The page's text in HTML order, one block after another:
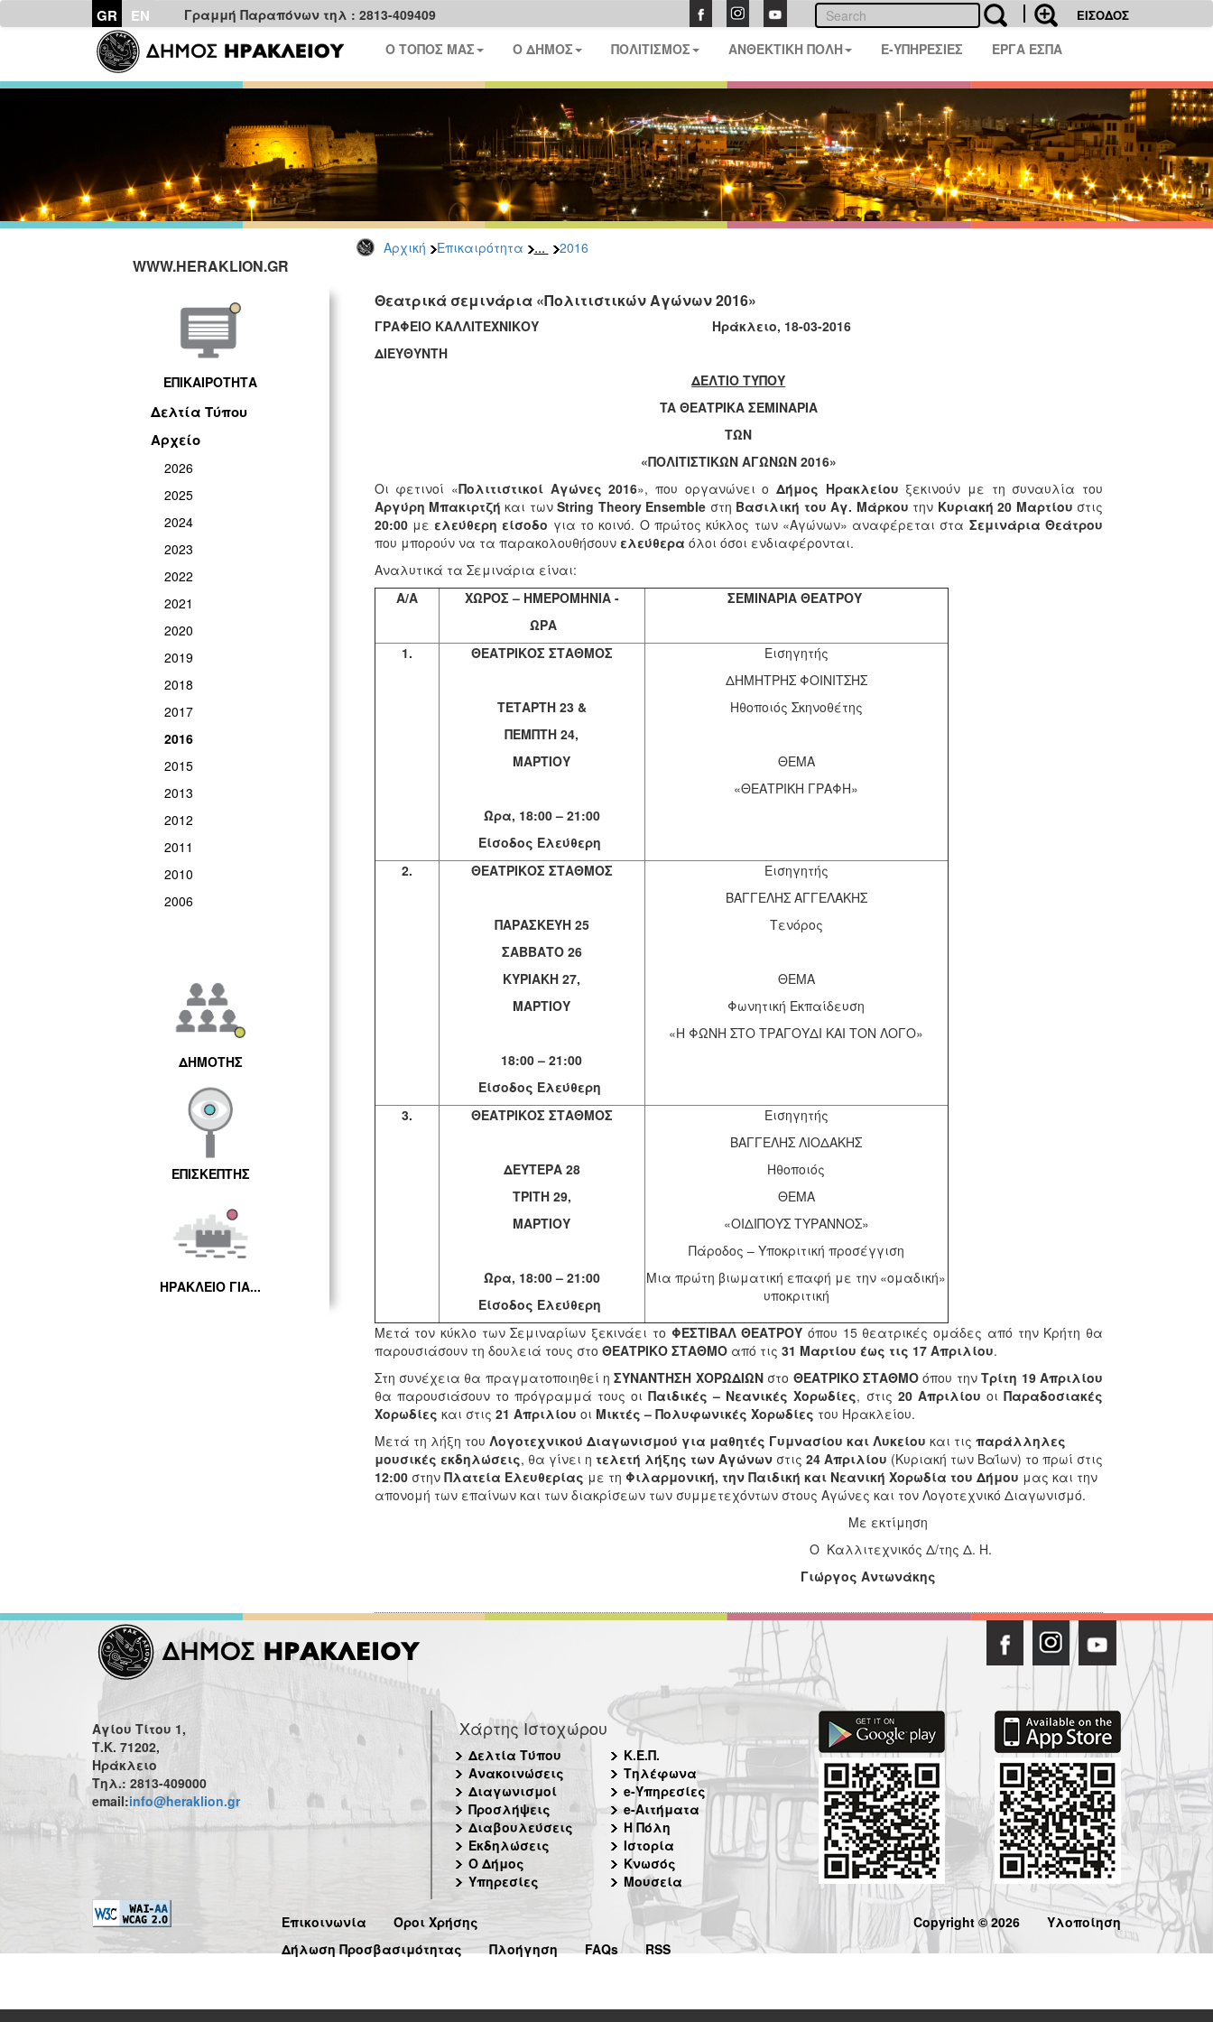
GR EN Γραμμή Παραπόνων τηλ : 2813-409409 ΕΙΣΟΔΟΣ
Ο ΤΟΠΟΣ ΜΑΣ Ο ΔΗΜΟΣ ΠΟΛΙΤΙΣΜΟΣ ΑΝΘΕΚΤΙΚΗ ΠΟΛΗ E-ΥΠΗΡΕΣΙΕΣ ΕΡΓΑ ΕΣΠΑ
Αρχική Επικαιρότητα ... 2016
WWW.HERAKLION.GR
ΕΠΙΚΑΙΡΟΤΗΤΑ
Δελτία Τύπου
Αρχείο
2026
2025
2024
2023
2022
2021
2020
2019
2018
2017
2016
2015
2013
2012
2011
2010
2006
ΔΗΜΟΤΗΣ
ΕΠΙΣΚΕΠΤΗΣ
ΗΡΑΚΛΕΙΟ ΓΙΑ...
Θεατρικά σεμινάρια «Πολιτιστικών Αγώνων 2016»
ΓΡΑΦΕΙΟ ΚΑΛΛΙΤΕΧΝΙΚΟΥ Ηράκλειο, 18-03-2016
ΔΙΕΥΘΥΝΤΗ
ΔΕΛΤΙΟ ΤΥΠΟΥ
TA ΘΕΑΤΡΙΚΑ ΣΕΜΙΝΑΡΙΑ
ΤΩΝ
«ΠΟΛΙΤΙΣΤΙΚΩΝ ΑΓΩΝΩΝ 2016»
Οι φετινοί «Πολιτιστικοί Αγώνες 2016», που οργανώνει ο Δήμος Ηρακλείου ξεκινούν με τη συναυλία του
Αργύρη Μπακιρτζή και τωνString Theory Ensemble στη Βασιλική του Αγ. Μάρκου την Κυριακή 20 Μαρτίου στις
20:00με ελεύθερη είσοδο για το κοινό. Ο πρώτος κύκλος των «Αγώνων» αναφέρεται στα Σεμινάρια Θεάτρου
που μπορούν να τα παρακολουθήσουν ελεύθερα όλοι όσοι ενδιαφέρονται.
Αναλυτικά τα Σεμινάρια είναι:
Α/Α
ΧΩΡΟΣ – ΗΜΕΡΟΜΗΝΙΑ -
ΩΡΑ
ΣΕΜΙΝΑΡΙΑ ΘΕΑΤΡΟΥ
1. ΘΕΑΤΡΙΚΟΣ ΣΤΑΘΜΟΣ
ΤΕΤΑΡΤΗ 23 &
ΠΕΜΠΤΗ 24,
ΜΑΡΤΙΟΥ
Ώρα, 18:00 – 21:00
Είσοδος Ελεύθερη
Εισηγητής
ΔΗΜΗΤΡΗΣ ΦΟΙΝΙΤΣΗΣ
Ηθοποιός Σκηνοθέτης
ΘΕΜΑ
«ΘΕΑΤΡΙΚΗ ΓΡΑΦΗ»
2. ΘΕΑΤΡΙΚΟΣ ΣΤΑΘΜΟΣ
ΠΑΡΑΣΚΕΥΗ 25
ΣΑΒΒΑΤΟ 26
ΚΥΡΙΑΚΗ 27,
ΜΑΡΤΙΟΥ
18:00 – 21:00
Είσοδος Ελεύθερη
Εισηγητής
ΒΑΓΓΕΛΗΣ ΑΓΓΕΛΑΚΗΣ
Τενόρος
ΘΕΜΑ
Φωνητική Εκπαίδευση
«Η ΦΩΝΗ ΣΤΟ ΤΡΑΓΟΥΔΙ ΚΑΙ ΤΟΝ ΛΟΓΟ»
3. ΘΕΑΤΡΙΚΟΣ ΣΤΑΘΜΟΣ
ΔΕΥΤΕΡΑ 28
ΤΡΙΤΗ 29,
ΜΑΡΤΙΟΥ
Ώρα, 18:00 – 21:00
Είσοδος Ελεύθερη
Εισηγητής
ΒΑΓΓΕΛΗΣ ΛΙΟΔΑΚΗΣ
Ηθοποιός
ΘΕΜΑ
«ΟΙΔΙΠΟΥΣ ΤΥΡΑΝΝΟΣ»
Πάροδος – Υποκριτική προσέγγιση
Μια πρώτη βιωματική επαφή με την «ομαδική»
υποκριτική
Μετά τον κύκλο των Σεμιναρίων ξεκινάει το ΦΕΣΤΙΒΑΛ ΘΕΑΤΡΟΥ όπου 15 θεατρικές ομάδες από την Κρήτη θα
παρουσιάσουν τη δουλειά τους στο ΘΕΑΤΡΙΚΟ ΣΤΑΘΜΟαπό τις 31 Μαρτίου έως τις 17 Απριλίου.
Στη συνέχεια θα πραγματοποιηθεί ηΣΥΝΑΝΤΗΣΗ ΧΟΡΩΔΙΩΝστο ΘΕΑΤΡΙΚΟ ΣΤΑΘΜΟ όπου τηνΤρίτη 19 Απριλίου
θα παρουσιάσουν το πρόγραμμά τους οιΠαιδικές – Νεανικές Χορωδίες, στις 20 Απριλίου οιΠαραδοσιακές
Χορωδίες και στις 21 Απριλίου οι Μικτές – Πολυφωνικές Χορωδίες του Ηρακλείου.
Μετά τη λήξη του Λογοτεχνικού Διαγωνισμού για μαθητές Γυμνασίου και Λυκείου και τις παράλληλες
μουσικές εκδηλώσεις, θα γίνει η τελετή λήξης των Αγώνωνστις 24 Απριλίου (Κυριακή των Βαΐων) το πρωί στις
12:00στην Πλατεία Ελευθερίας με τη Φιλαρμονική, την Παιδική και Νεανική Χορωδία του Δήμου μας και την
απονομή των επαίνων και των διακρίσεων των συμμετεχόντων στους Αγώνες και τον Λογοτεχνικό Διαγωνισμό.
Με εκτίμηση
Ο Καλλιτεχνικός Δ/της Δ. Η.
Γιώργος Αντωνάκης
Αγίου Τίτου 1,
Τ.Κ. 71202,
Ηράκλειο
Τηλ.: 2813-409000
email:info@heraklion.gr
Χάρτης Ιστοχώρου
Δελτία Τύπου
Ανακοινώσεις
Διαγωνισμοί
Προσλήψεις
Διαβουλεύσεις
Εκδηλώσεις
Ο Δήμος
Υπηρεσίες
Κ.Ε.Π.
Τηλέφωνα
e-Υπηρεσίες
e-Αιτήματα
Η Πόλη
Ιστορία
Κνωσός
Μουσεία
Επικοινωνία
Όροι Χρήσης
Δήλωση Προσβασιμότητας
Πλοήγηση FAQs RSS
Copyright © 2026 Υλοποίηση